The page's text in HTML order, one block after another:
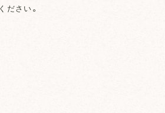
ださい。